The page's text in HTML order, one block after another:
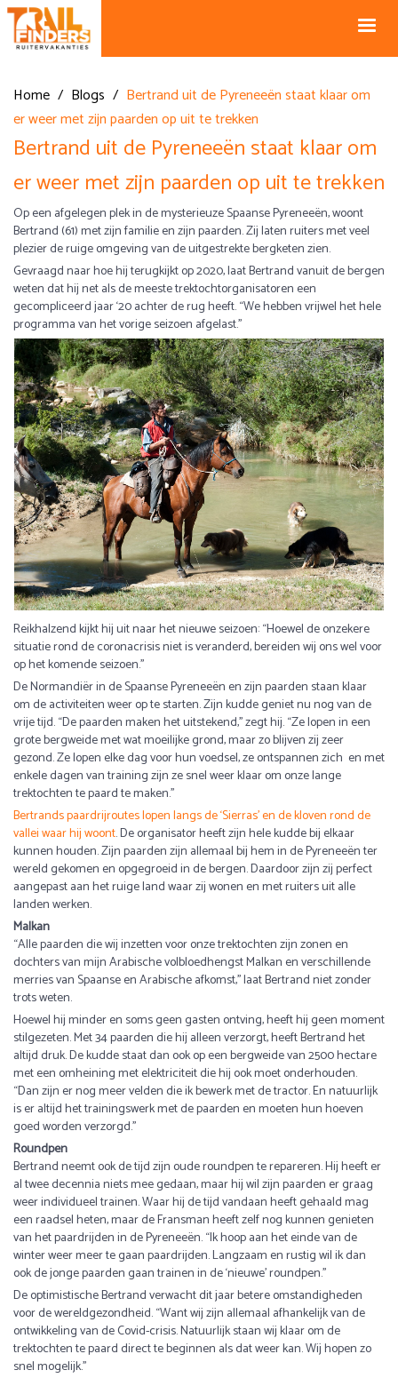
Home / Blogs / Bertrand uit de Pyreneeën staat klaar om
er weer met zijn paarden op uit te trekken
Bertrand uit de Pyreneeën staat klaar om
er weer met zijn paarden op uit te trekken
Op een afgelegen plek in de mysterieuze Spaanse Pyreneeën, woont
Bertrand (61) met zijn familie en zijn paarden. Zij laten ruiters met veel
plezier de ruige omgeving van de uitgestrekte bergketen zien.
Gevraagd naar hoe hij terugkijkt op 2020, laat Bertrand vanuit de bergen
weten dat hij net als de meeste trektochtorganisatoren een
gecompliceerd jaar ‘20 achter de rug heeft. “We hebben vrijwel het hele
programma van het vorige seizoen afgelast.’’
Reikhalzend kijkt hij uit naar het nieuwe seizoen: “Hoewel de onzekere
situatie rond de coronacrisis niet is veranderd, bereiden wij ons wel voor
op het komende seizoen.’’
De Normandiër in de Spaanse Pyreneeën en zijn paarden staan klaar
om de activiteiten weer op te starten. Zijn kudde geniet nu nog van de
vrije tijd. “De paarden maken het uitstekend,’’ zegt hij. “Ze lopen in een
grote bergweide met wat moeilijke grond, maar zo blijven zij zeer
gezond. Ze lopen elke dag voor hun voedsel, ze ontspannen zich en met
enkele dagen van training zijn ze snel weer klaar om onze lange
trektochten te paard te maken.’’
Bertrands paardrijroutes lopen langs de ‘Sierras’ en de kloven rond de
vallei waar hij woont. De organisator heeft zijn hele kudde bij elkaar
kunnen houden. Zijn paarden zijn allemaal bij hem in de Pyreneeën ter
wereld gekomen en opgegroeid in de bergen. Daardoor zijn zij perfect
aangepast aan het ruige land waar zij wonen en met ruiters uit alle
landen werken.
Malkan
“Alle paarden die wij inzetten voor onze trektochten zijn zonen en
dochters van mijn Arabische volbloedhengst Malkan en verschillende
merries van Spaanse en Arabische afkomst,’’ laat Bertrand niet zonder
trots weten.
Hoewel hij minder en soms geen gasten ontving, heeft hij geen moment
stilgezeten. Met 34 paarden die hij alleen verzorgt, heeft Bertrand het
altijd druk. De kudde staat dan ook op een bergweide van 2500 hectare
met een omheining met elektriciteit die hij ook moet onderhouden.
“Dan zijn er nog meer velden die ik bewerk met de tractor. En natuurlijk
is er altijd het trainingswerk met de paarden en moeten hun hoeven
goed worden verzorgd.’’
Roundpen
Bertrand neemt ook de tijd zijn oude roundpen te repareren. Hij heeft er
al twee decennia niets mee gedaan, maar hij wil zijn paarden er graag
weer individueel trainen. Waar hij de tijd vandaan heeft gehaald mag
een raadsel heten, maar de Fransman heeft zelf nog kunnen genieten
van het paardrijden in de Pyreneeën. “Ik hoop aan het einde van de
winter weer meer te gaan paardrijden. Langzaam en rustig wil ik dan
ook de jonge paarden gaan trainen in de ‘nieuwe’ roundpen.’’
De optimistische Bertrand verwacht dit jaar betere omstandigheden
voor de wereldgezondheid. “Want wij zijn allemaal afhankelijk van de
ontwikkeling van de Covid-crisis. Natuurlijk staan wij klaar om de
trektochten te paard direct te beginnen als dat weer kan. Wij hopen zo
snel mogelijk.’’